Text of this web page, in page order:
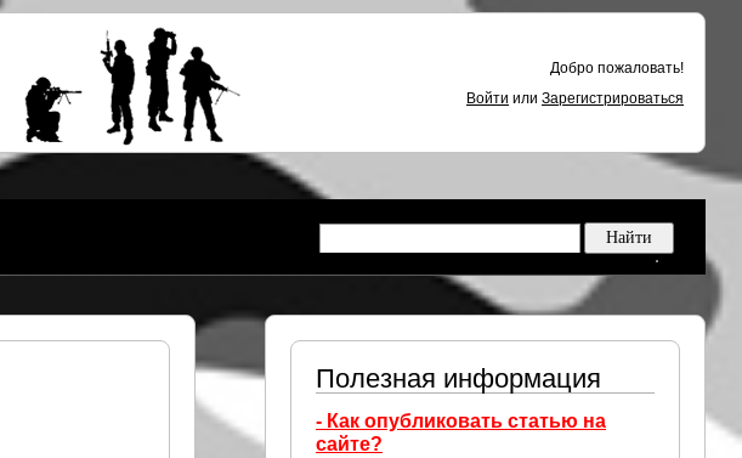
Добро пожаловать!
Войти или Зарегистрироваться
Полезная информация
- Как опубликовать статью на
сайте?